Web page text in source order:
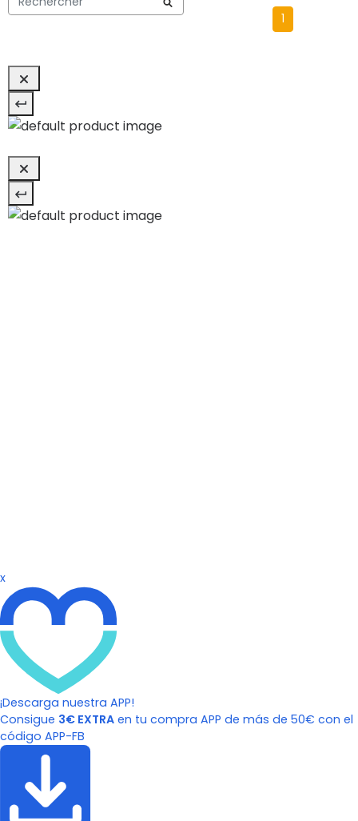
1
x
¡Descarga nuestra APP!
Consigue 3€ EXTRA en tu compra APP de más de 50€ con el
código APP-FB